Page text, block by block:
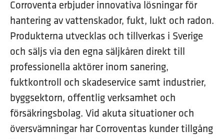
Corroventa erbjuder innovativa lösningar för
hantering av vattenskador, fukt, lukt och radon.
Produkterna utvecklas och tillverkas i Sverige
och säljs via den egna säljkåren direkt till
professionella aktörer inom sanering,
fuktkontroll och skadeservice samt industrier,
byggsektorn, offentlig verksamhet och
försäkringsbolag. Vid akuta situationer och
översvämningar har Corroventas kunder tillgång